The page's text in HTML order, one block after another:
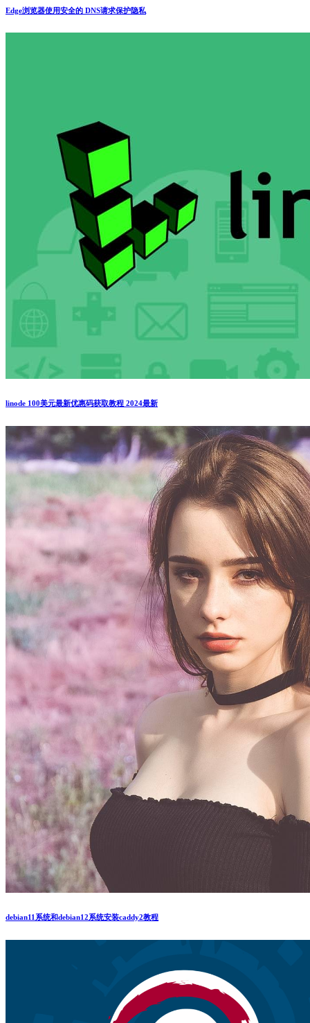
Edge浏览器使用安全的 DNS请求保护隐私
linode 100美元最新优惠码获取教程 2024最新
debian11系统和debian12系统安装caddy2教程